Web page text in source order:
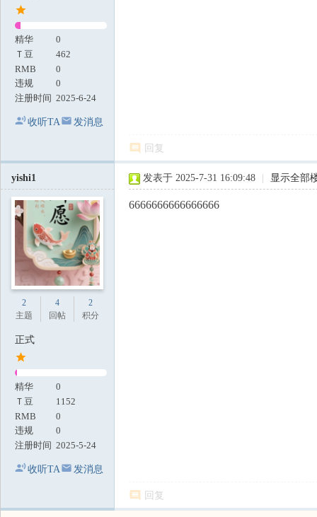
精华
0
Ｔ豆
462
RMB
0
违规
0
注册时间 2025-6-24
收听TA 发消息
回复
yishi1
2
主题
4
回帖
2
积分
正式
精华
0
Ｔ豆
1152
RMB
0
违规
0
注册时间 2025-5-24
收听TA 发消息
发表于 2025-7-31 16:09:48 显示全部
6666666666666666
回复